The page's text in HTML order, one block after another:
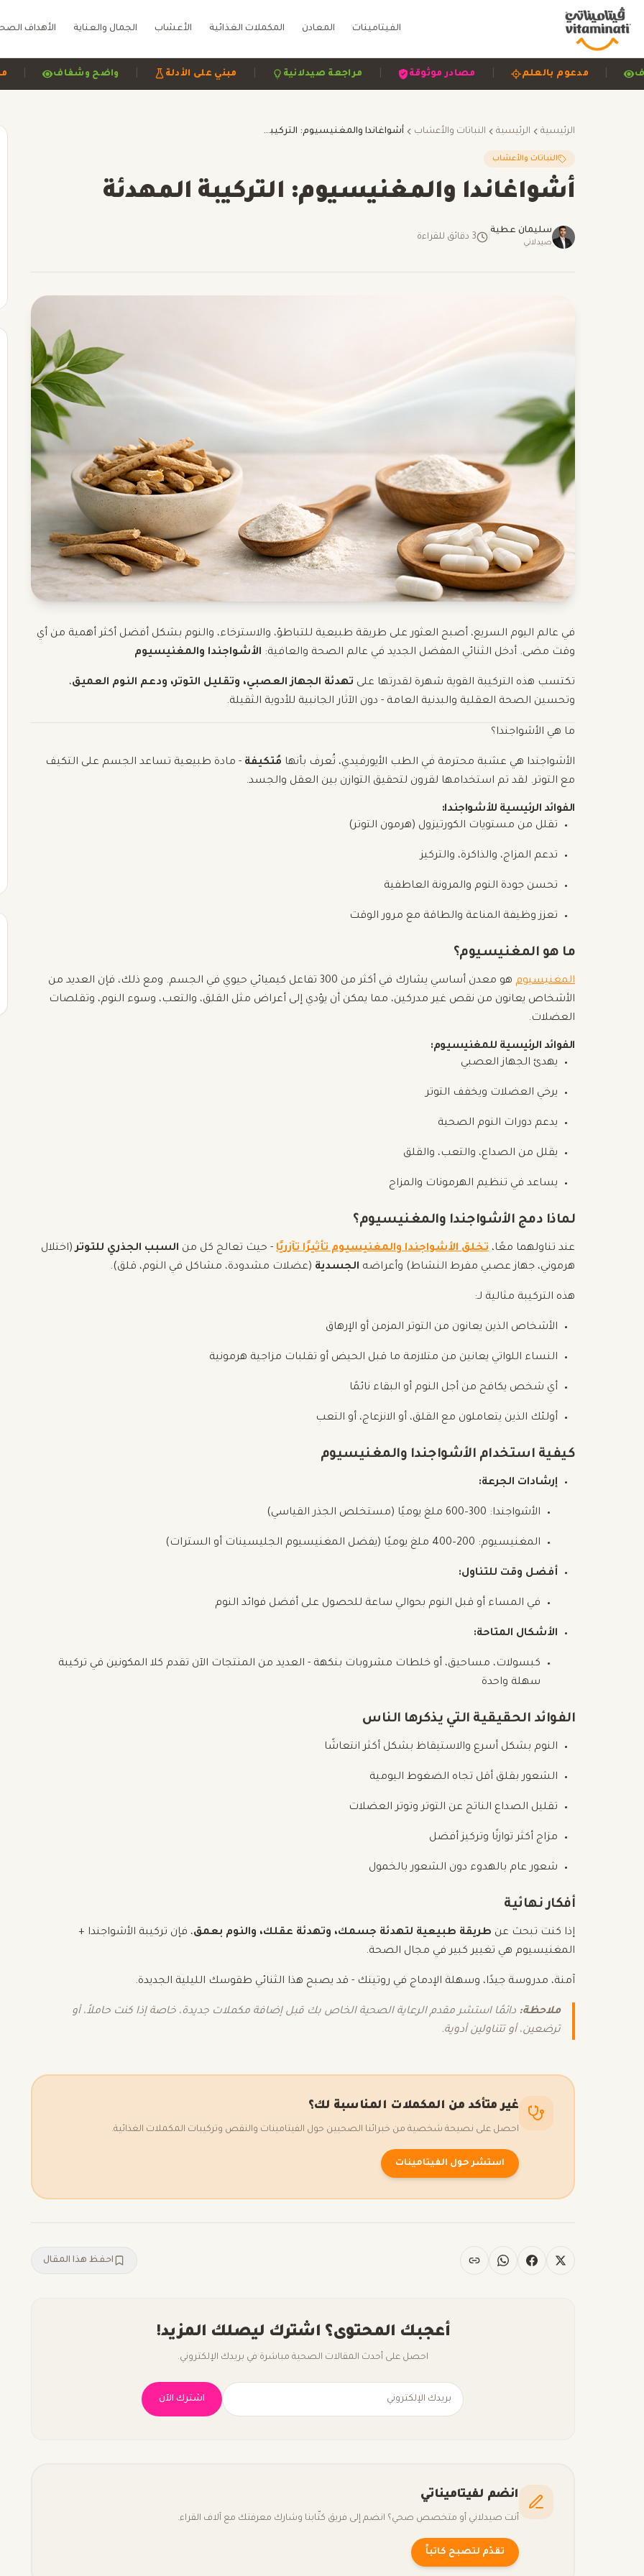
الفيتامينات المعادن المكملات الغذائية الأعشاب الجمال والعناية الأهداف
واضح وشفاف | مبني على الأدلة | مراجعة صيدلانية | مصادر موثوقة | مدعوم بالعلم | وشفاف
الرئيسية الرئيسية النباتات والأعشاب أشواغاندا والمغنيسيوم: التركيبة المهدئة
النباتات والأعشاب
أشواغاندا والمغنيسيوم: التركيبة المهدئة
سليمان عطية
صيدلاني
3 دقائق للقراءة
في عالم اليوم السريع، أصبح العثور على طريقة طبيعية للتباطؤ، والاسترخاء، والنوم بشكل أفضل أكثر أهمية من أي
وقت مضى. أدخل الثنائي المفضل الجديد في عالم الصحة والعافية: الأشواجندا والمغنيسيوم
تكتسب هذه التركيبة القوية شهرة لقدرتها على تهدئة الجهاز العصبي، وتقليل التوتر، ودعم النوم العميق،
وتحسين الصحة العقلية والبدنية العامة - دون الآثار الجانبية للأدوية الثقيلة.
ما هي الأشواجندا؟
الأشواجندا هي عشبة محترمة في الطب الأيورفيدي، تُعرف بأنها مُتكيفة - مادة طبيعية تساعد الجسم على التكيف
مع التوتر. لقد تم استخدامها لقرون لتحقيق التوازن بين العقل والجسد.
الفوائد الرئيسية للأشواجندا:
تقلل من مستويات الكورتيزول (هرمون التوتر)
تدعم المزاج، والذاكرة، والتركيز
تحسن جودة النوم والمرونة العاطفية
تعزز وظيفة المناعة والطاقة مع مرور الوقت
ما هو المغنيسيوم؟
المغنيسيوم
هو معدن أساسي يشارك في أكثر من 300 تفاعل كيميائي حيوي في الجسم. ومع ذلك، فإن العديد من
الأشخاص يعانون من نقص غير مدركين، مما يمكن أن يؤدي إلى أعراض مثل القلق، والتعب، وسوء النوم، وتقلصات
العضلات.
الفوائد الرئيسية للمغنيسيوم:
يهدئ الجهاز العصبي
يرخي العضلات ويخفف التوتر
يدعم دورات النوم الصحية
يقلل من الصداع، والتعب، والقلق
يساعد في تنظيم الهرمونات والمزاج
لماذا دمج الأشواجندا والمغنيسيوم؟
عند تناولهما معًا، تخلق الأشواجندا والمغنيسيوم تأثيرًا تآزريًا - حيث تعالج كل من السبب الجذري للتوتر(اختلال
هرموني، جهاز عصبي مفرط النشاط) وأعراضه الجسدية (عضلات مشدودة، مشاكل في النوم، قلق).
هذه التركيبة مثالية لـ:
الأشخاص الذين يعانون من التوتر المزمن أو الإرهاق
النساء اللواتي يعانين من متلازمة ما قبل الحيض أو تقلبات مزاجية هرمونية
أي شخص يكافح من أجل النوم أو البقاء نائمًا
أولئك الذين يتعاملون مع القلق، أو الانزعاج، أو التعب
كيفية استخدام الأشواجندا والمغنيسيوم
إرشادات الجرعة:
الأشواجندا: 300–600 ملغ يوميًا (مستخلص الجذر القياسي)
المغنيسيوم: 200–400 ملغ يوميًا (يفضل المغنيسيوم الجليسينات أو السترات)
أفضل وقت للتناول:
في المساء أو قبل النوم بحوالي ساعة للحصول على أفضل فوائد النوم
الأشكال المتاحة:
كبسولات، مساحيق، أو خلطات مشروبات بنكهة - العديد من المنتجات الآن تقدم كلا المكونين في تركيبة
سهلة واحدة
الفوائد الحقيقية التي يذكرها الناس
النوم بشكل أسرع والاستيقاظ بشكل أكثر انتعاشًا
الشعور بقلق أقل تجاه الضغوط اليومية
تقليل الصداع الناتج عن التوتر وتوتر العضلات
مزاج أكثر توازنًا وتركيز أفضل
شعور عام بالهدوء دون الشعور بالخمول
أفكار نهائية
إذا كنت تبحث عن طريقة طبيعية لتهدئة جسمك، وتهدئة عقلك، والنوم بعمق، فإن تركيبة الأشواجندا +
المغنيسيوم هي تغيير كبير في مجال الصحة.
آمنة، مدروسة جيدًا، وسهلة الإدماج في روتينك - قد يصبح هذا الثنائي طقوسك الليلية الجديدة.
ملاحظة: دائمًا استشر مقدم الرعاية الصحية الخاص بك قبل إضافة مكملات جديدة، خاصة إذا كنت حاملاً، أو
ترضعين، أو تتناولين أدوية.
غير متأكد من المكملات المناسبة لك؟
احصل على نصيحة شخصية من خبرائنا الصحيين حول الفيتامينات والنقص وتركيبات المكملات الغذائية.
استشر حول الفيتامينات
احفظ هذا المقال
أعجبك المحتوى؟ اشترك ليصلك المزيد!
احصل على أحدث المقالات الصحية مباشرة في بريدك الإلكتروني.
اشترك الآن
انضم لفيتاميناتي
أنت صيدلاني أو متخصص صحي؟ انضم إلى فريق كتّابنا وشارك معرفتك مع آلاف القراء.
تقدّم لتصبح كاتباً